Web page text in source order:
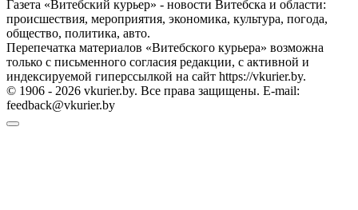
Газета «Витебский курьер» - новости Витебска и области:
происшествия, мероприятия, экономика, культура, погода,
общество, политика, авто.
Перепечатка материалов «Витебского курьера» возможна
только с письменного согласия редакции, с активной и
индексируемой гиперссылкой на сайт https://vkurier.by.
© 1906 - 2026 vkurier.by. Все права защищены. E-mail:
feedback@vkurier.by